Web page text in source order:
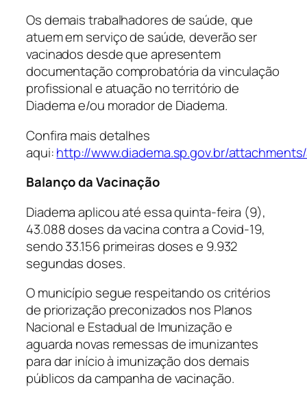
Os demais trabalhadores de saúde, que
atuem em serviço de saúde, deverão ser
vacinados desde que apresentem
documentação comprobatória da vinculação
profissional e atuação no território de
Diadema e/ou morador de Diadema.
Confira mais detalhes
aqui:http://www.diadema.sp.gov.br/
Balanço da Vacinação
Diadema aplicou até essa quinta-feira (9),
43.088 doses da vacina contra a Covid-19,
sendo 33.156 primeiras doses e 9.932
segundas doses.
O município segue respeitando os critérios
de priorização preconizados nos Planos
Nacional e Estadual de Imunização e
aguarda novas remessas de imunizantes
para dar início à imunização dos demais
públicos da campanha de vacinação.